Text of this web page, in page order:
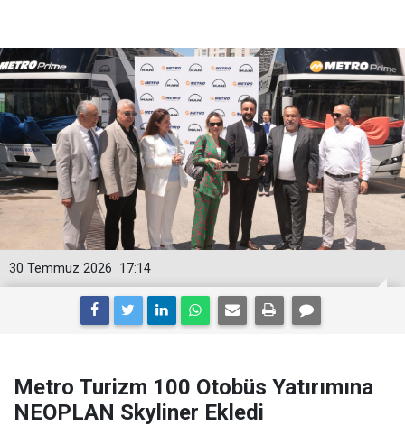
17:14
30 Temmuz 2026
Metro Turizm 100 Otobüs Yatırımına
NEOPLAN Skyliner Ekledi